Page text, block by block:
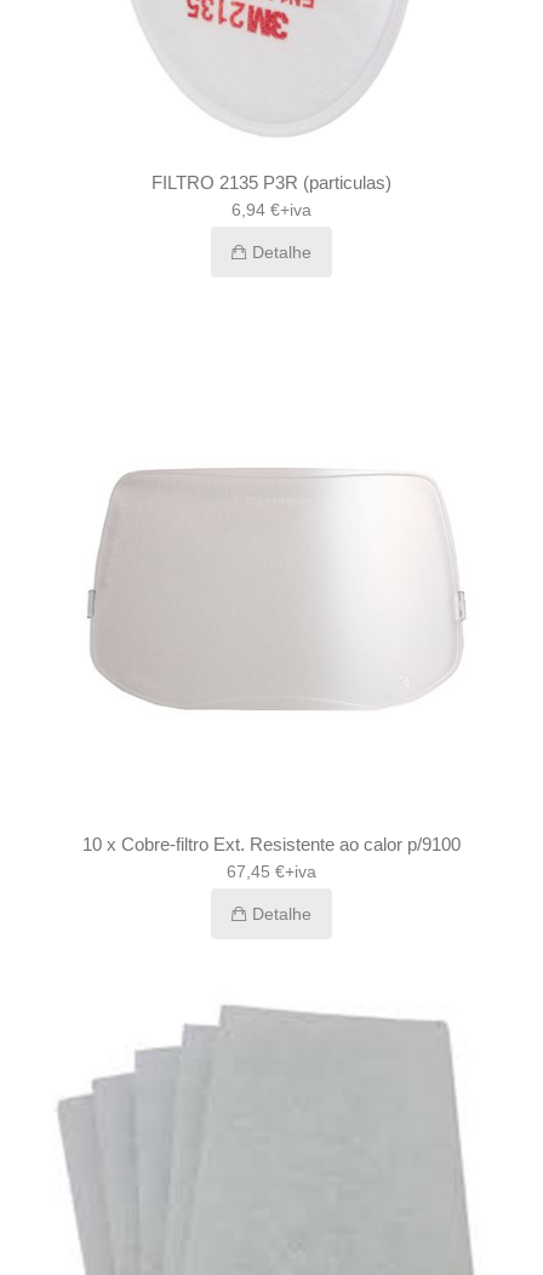
FILTRO 2135 P3R (particulas)
6,94 €+iva
Detalhe
10 x Cobre-filtro Ext. Resistente ao calor p/9100
67,45 €+iva
Detalhe